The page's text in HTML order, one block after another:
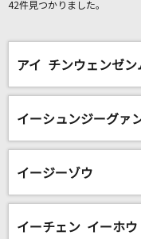
リアルタイ
ハッピーサマーウ
モーニング娘。
JUNNA
IRIS OUT(ビデオ
42件見つかりました。
アイ チンウェンゼン
イーシュンジーグァ
イージーゾウ
イーチェン イーホウ